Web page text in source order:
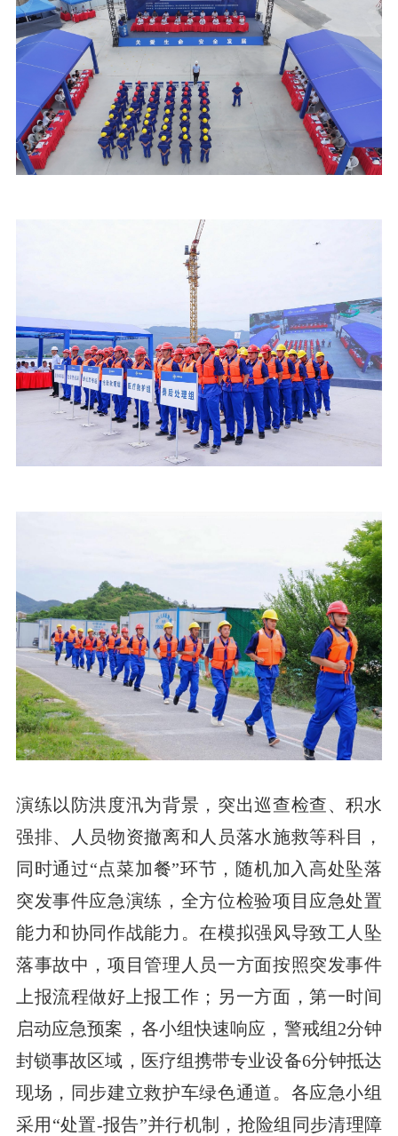
演练以防洪度汛为背景，突出巡查检查、积水
强排、人员物资撤离和人员落水施救等科目，
同时通过“点菜加餐”环节，随机加入高处坠落
突发事件应急演练，全方位检验项目应急处置
能力和协同作战能力。在模拟强风导致工人坠
落事故中，项目管理人员一方面按照突发事件
上报流程做好上报工作；另一方面，第一时间
启动应急预案，各小组快速响应，警戒组2分钟
封锁事故区域，医疗组携带专业设备6分钟抵达
现场，同步建立救护车绿色通道。各应急小组
采用“处置-报告”并行机制，抢险组同步清理障